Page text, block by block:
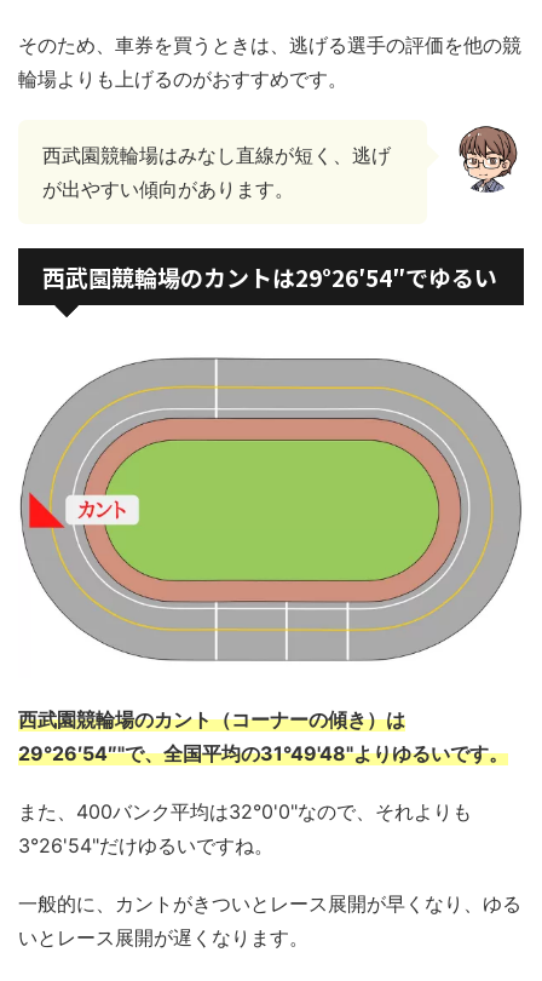
そのため、車券を買うときは、逃げる選手の評価を他の競
輪場よりも上げるのがおすすめです。
西武園競輪場はみなし直線が短く、逃げ
が出やすい傾向があります。
西武園競輪場のカントは29°26′54″でゆるい
西武園競輪場のカント（コーナーの傾き）は
29°26′54″"で、全国平均の31°49'48"よりゆるいです。
また、400バンク平均は32°0'0"なので、それよりも
3°26'54"だけゆるいですね。
一般的に、カントがきついとレース展開が早くなり、ゆる
いとレース展開が遅くなります。